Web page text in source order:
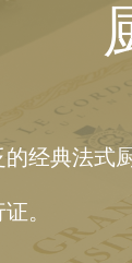
经典法式
。